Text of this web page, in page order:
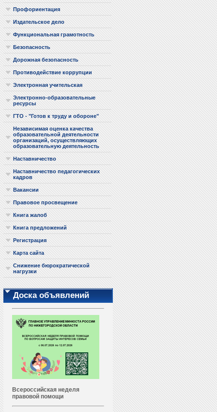
Профориентация
Издательское дело
Функциональная грамотность
Безопасность
Дорожная безопасность
Противодействие коррупции
Электронная учительская
Электронно-образовательные
ресурсы
ГТО - "Готов к труду и обороне"
Независимая оценка качества
образовательной деятельности
организаций, осуществляющих
образовательную деятельность
Наставничество
Наставничество педагогических
кадров
Вакансии
Правовое просвещение
Книга жалоб
Книга предложений
Регистрация
Карта сайта
Снижение бюрократической
нагрузки
Доска объявлений
Всероссийская неделя
правовой помощи